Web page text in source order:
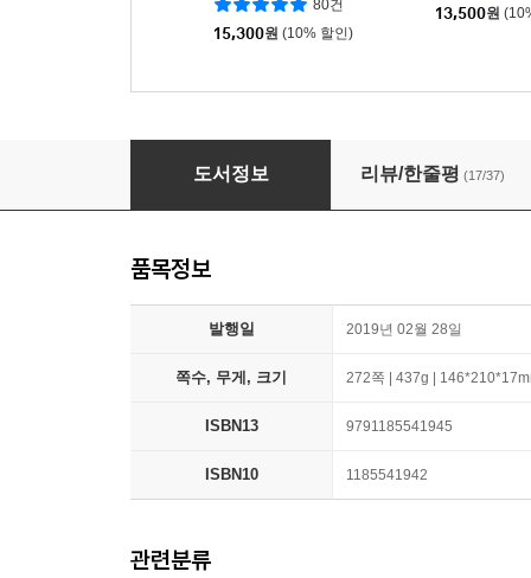
80건
15,300원 (10% 할인)
13,500원
월급쟁이 부자들
도서정보 리뷰/한줄평 (17/37)
품목정보
발행일 2019년 02월 28일
쪽수, 무게, 크기 272쪽 | 437g |
ISBN13 9791185541945
ISBN10 1185541942
관련분류